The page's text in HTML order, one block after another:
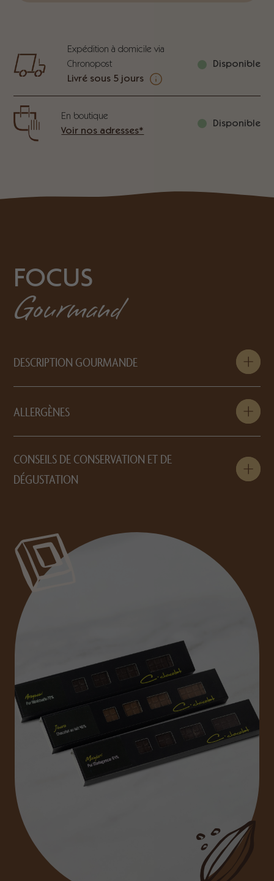
Expédition à domicile via
Chronopost
Livré sous 5 jours
Disponible
En boutique
Voir nos adresses*
Disponible
FOCUS
Gourmand
DESCRIPTION GOURMANDE
ALLERGÈNES
CONSEILS DE CONSERVATION ET DE
DÉGUSTATION